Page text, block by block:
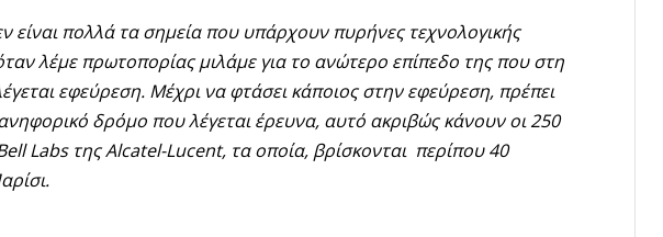
είναι πολλά τα σημεία που υπάρχουν πυρήνες τεχνολογικής
λέμε πρωτοπορίας μιλάμε για το ανώτερο επίπεδο της που στη
εφεύρεση. Μέχρι να φτάσει κάποιος στην εφεύρεση, πρέπει
δρόμο που λέγεται έρευνα, αυτό ακριβώς κάνουν οι 250
Labs της Alcatel-Lucent, τα οποία, βρίσκονται περίπου 40